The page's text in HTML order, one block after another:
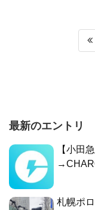
最新のエントリ
【小田
札幌ポ